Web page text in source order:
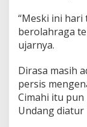
“Meski ini
berolahraga
ujarnya.
Dirasa masih
persis
Cimahi itu pun
Undang